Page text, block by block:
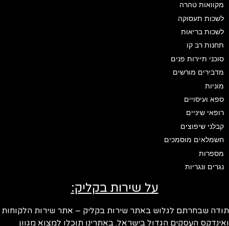
מקוואות טהרה
לשכות תעסוקה
לשכות בריאות
תחנות רב קו
סוכני תיירות פנים
מדבירים מורשים
מוניות
ספא ועיסויים
רופאי שיניים
קבלני שיפוצים
חשמלאים מוסמכים
מספרות
נגרים ונגריות
על שירות בקליק:
שבחרתם לגלוש באתר שירות בקליק – אתר שירות הלקוחות
העסקים הגדול בישראל. באתרינו תוכלו למצוא מגוון